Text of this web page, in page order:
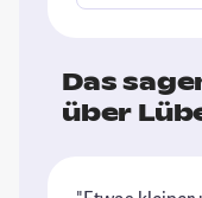
Das
über